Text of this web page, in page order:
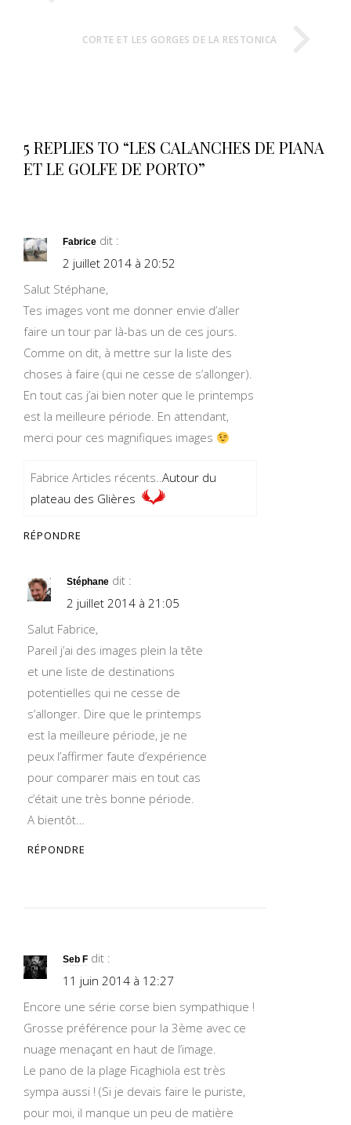
CORTE ET LES GORGES DE LA RESTONICA
5 REPLIES TO “LES CALANCHES DE PIANA
ET LE GOLFE DE PORTO”
Fabrice dit :
2 juillet 2014 à 20:52
Salut Stéphane,
Tes images vont me donner envie d’aller
faire un tour par là-bas un de ces jours.
Comme on dit, à mettre sur la liste des
choses à faire (qui ne cesse de s’allonger).
En tout cas j’ai bien noter que le printemps
est la meilleure période. En attendant,
merci pour ces magnifiques images
Fabrice Articles récents..Autour du
plateau des Glières
RÉPONDRE
Stéphane dit :
2 juillet 2014 à 21:05
Salut Fabrice,
Pareil j’ai des images plein la tête
et une liste de destinations
potentielles qui ne cesse de
s’allonger. Dire que le printemps
est la meilleure période, je ne
peux l’affirmer faute d’expérience
pour comparer mais en tout cas
c’était une très bonne période.
A bientôt…
RÉPONDRE
Seb F dit :
11 juin 2014 à 12:27
Encore une série corse bien sympathique !
Grosse préférence pour la 3ème avec ce
nuage menaçant en haut de l’image.
Le pano de la plage Ficaghiola est très
sympa aussi ! (Si je devais faire le puriste,
pour moi, il manque un peu de matière